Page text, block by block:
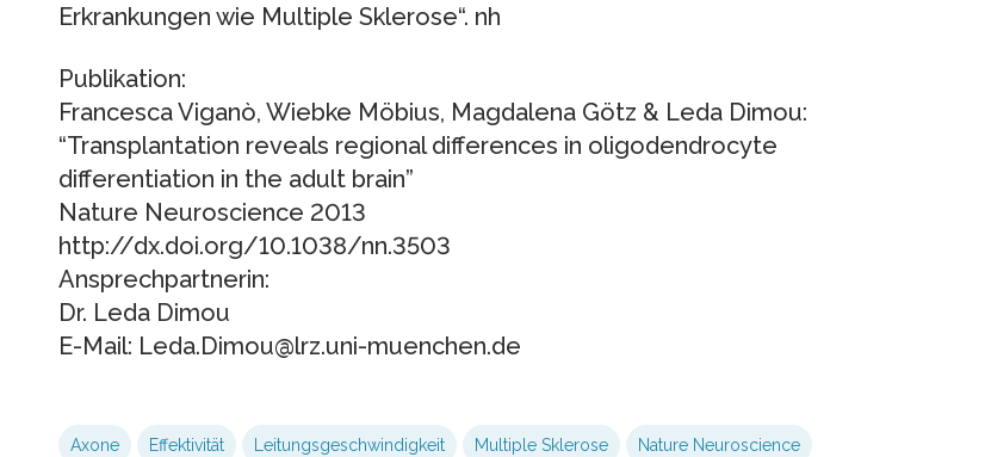
Erkrankungen wie Multiple Sklerose“. nh
Publikation:
Francesca Viganò, Wiebke Möbius, Magdalena Götz & Leda Dimou:
“Transplantation reveals regional differences in oligodendrocyte
differentiation in the adult brain”
Nature Neuroscience 2013
http://dx.doi.org/10.1038/nn.3503
Ansprechpartnerin:
Dr. Leda Dimou
E-Mail: Leda.Dimou@lrz.uni-muenchen.de
Axone Effektivität Leitungsgeschwindigkeit Multiple Sklerose Nature Neuroscience